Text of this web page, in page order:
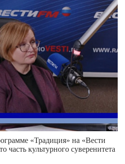
«Традиция» на «Вести
часть культурного суверенитета